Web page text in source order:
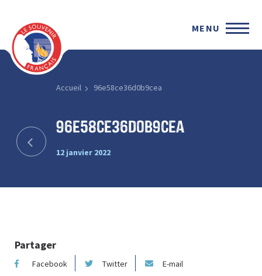
MENU
Accueil 96e58ce36d0b9cea
96e58ce36d0b9cea
12 janvier 2022
Partager
Facebook Twitter E-mail